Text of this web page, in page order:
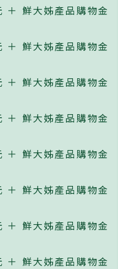
＋ 鮮大姊產品購物金
＋ 鮮大姊產品購物金
＋ 鮮大姊產品購物金
＋ 鮮大姊產品購物金
＋ 鮮大姊產品購物金
＋ 鮮大姊產品購物金
＋ 鮮大姊產品購物金
＋ 鮮大姊產品購物金